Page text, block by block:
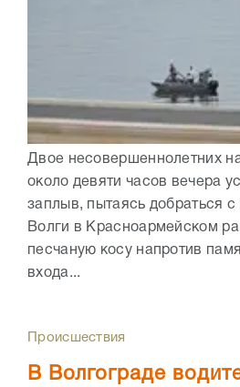
Двое несовершеннолетних
около девяти часов вечера
заплыв, пытаясь добраться с
Волги в Красноармейском
песчаную косу напротив
входа...
Происшествия
В Волгограде